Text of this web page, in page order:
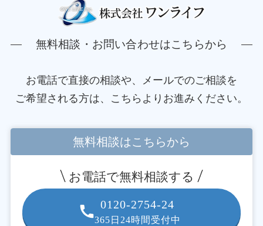
無料相談・お問い合わせはこちらから
お電話で直接の相談や、メールでのご相談を
ご希望される方は、こちらよりお進みください。
無料相談はこちらから
お電話で無料相談する
0120-2754-24
365日24時間受付中